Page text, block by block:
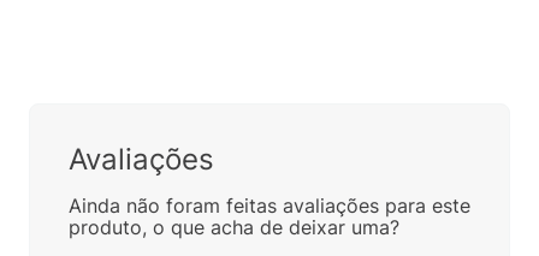
Avaliações
Ainda não foram feitas avaliações para este
produto, o que acha de deixar uma?